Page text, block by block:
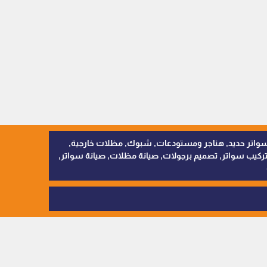
سواتر اقمشة, سواتر حديد, هناجر ومستودعات, شبوك, مظلات خارجية,
سواتر, تصميم برجولات, صيانة مظلات, صيانة سواتر,